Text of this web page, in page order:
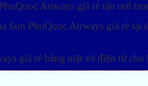
Airways giá rẻ tận nơi
Sun PhuQuoc Airways giá rẻ
giá rẻ bằng mặt vé điện tử